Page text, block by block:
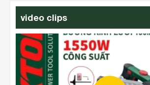
video clips